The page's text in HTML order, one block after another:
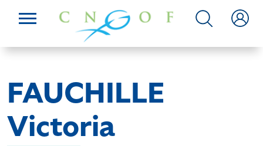
FAUCHILLE
Victoria